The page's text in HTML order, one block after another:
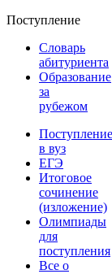
Поступление
Словарь
абитуриента
Образование
за
рубежом
Поступление
в вуз
ЕГЭ
Итоговое
сочинение
(изложение)
Олимпиады
для
поступления
Все о